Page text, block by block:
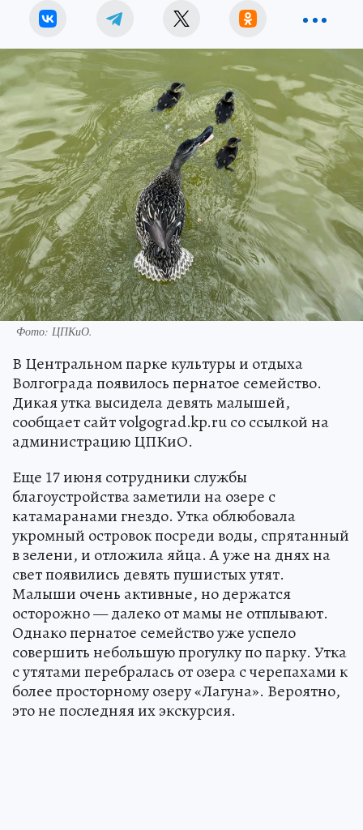
Фото: ЦПКиО.
В Центральном парке культуры и отдыха
Волгограда появилось пернатое семейство.
Дикая утка высидела девять малышей,
сообщает сайт volgograd.kp.ru со ссылкой на
администрацию ЦПКиО.
Еще 17 июня сотрудники службы
благоустройства заметили на озере с
катамаранами гнездо. Утка облюбовала
укромный островок посреди воды, спрятанный
в зелени, и отложила яйца. А уже на днях на
свет появились девять пушистых утят.
Малыши очень активные, но держатся
осторожно — далеко от мамы не отплывают.
Однако пернатое семейство уже успело
совершить небольшую прогулку по парку. Утка
с утятами перебралась от озера с черепахами к
более просторному озеру «Лагуна». Вероятно,
это не последняя их экскурсия.